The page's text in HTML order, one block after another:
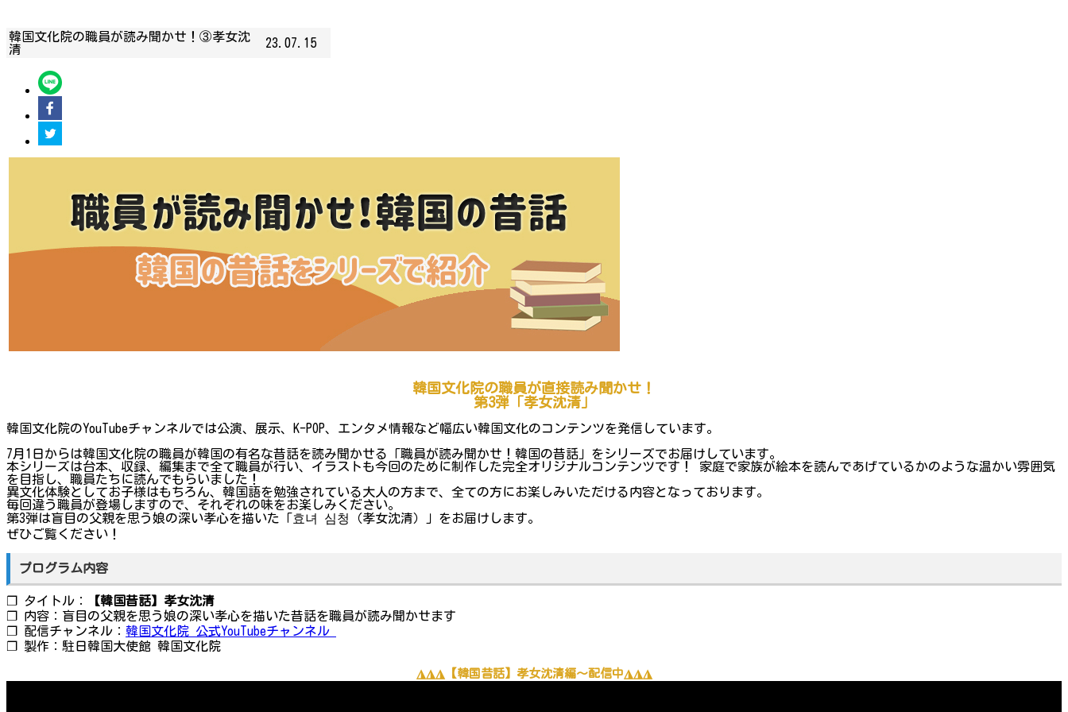
韓国文化院の職員が読み聞かせ！③孝女沈
清
23.07.15
韓国文化院の職員が直接読み聞かせ！
第3弾「孝女沈清」
韓国文化院のYouTubeチャンネルでは公演、展示、K-POP、エンタメ情報など幅広い韓国文化のコンテンツを発信しています。
7月1日からは韓国文化院の職員が韓国の有名な昔話を読み聞かせる「職員が読み聞かせ！韓国の昔話」をシリーズでお届けしています。
本シリーズは台本、収録、編集まで全て職員が行い、イラストも今回のために制作した完全オリジナルコンテンツです！ 家庭で家族が絵本を読んであげているかのような温かい雰囲気
を目指し、職員たちに読んでもらいました！
異文化体験としてお子様はもちろん、韓国語を勉強されている大人の方まで、全ての方にお楽しみいただける内容となっております。
毎回違う職員が登場しますので、それぞれの味をお楽しみください。
第3弾は盲目の父親を思う娘の深い孝心を描いた「효녀 심청（孝女沈清）」をお届けします。
ぜひご覧ください！
プログラム内容
❐ タイトル：
【韓国昔話】孝女沈清
❐ 内容：盲目の父親を思う娘の深い孝心を描いた昔話を職員が読み聞かせます
❐ 配信チャンネル： 韓国文化院 公式YouTubeチャンネル
❐ 製作：駐日韓国大使館 韓国文化院
◮◮◮【韓国昔話】孝女沈清編～配信中◮◮◮